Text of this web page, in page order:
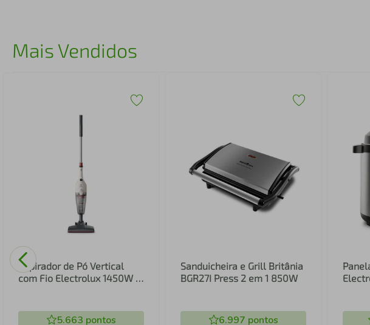
Mais Vendidos
Aspirador de Pó Vertical
com Fio Electrolux 1450W 2
5.663 pontos
Sanduicheira e Grill Britânia
BGR27I Press 2 em 1 850W
6.997 pontos